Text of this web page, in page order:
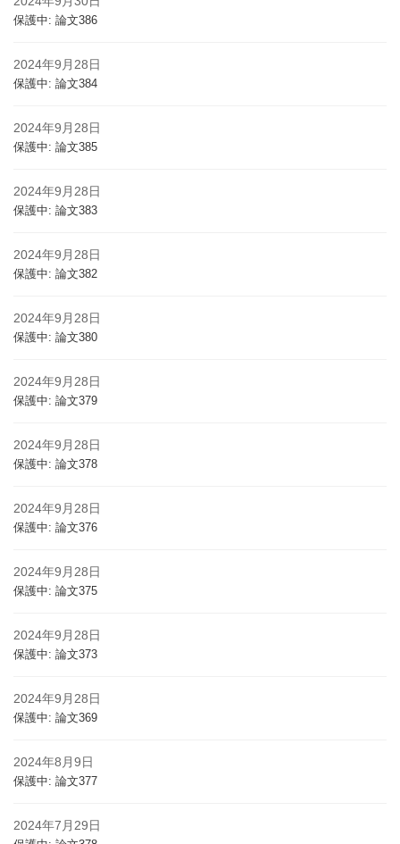
保護中: 論文386
2024年9月28日
保護中: 論文384
2024年9月28日
保護中: 論文385
2024年9月28日
保護中: 論文383
2024年9月28日
保護中: 論文382
2024年9月28日
保護中: 論文380
2024年9月28日
保護中: 論文379
2024年9月28日
保護中: 論文378
2024年9月28日
保護中: 論文376
2024年9月28日
保護中: 論文375
2024年9月28日
保護中: 論文373
2024年9月28日
保護中: 論文369
2024年8月9日
保護中: 論文377
2024年7月29日